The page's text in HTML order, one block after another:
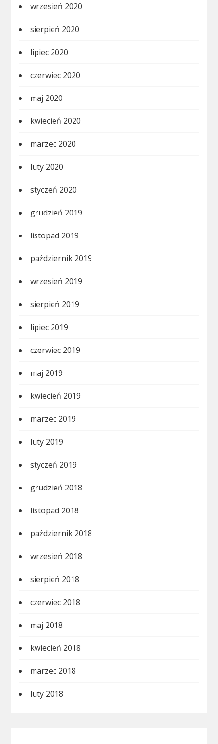
wrzesień 2020
sierpień 2020
lipiec 2020
czerwiec 2020
maj 2020
kwiecień 2020
marzec 2020
luty 2020
styczeń 2020
grudzień 2019
listopad 2019
październik 2019
wrzesień 2019
sierpień 2019
lipiec 2019
czerwiec 2019
maj 2019
kwiecień 2019
marzec 2019
luty 2019
styczeń 2019
grudzień 2018
listopad 2018
październik 2018
wrzesień 2018
sierpień 2018
czerwiec 2018
maj 2018
kwiecień 2018
marzec 2018
luty 2018